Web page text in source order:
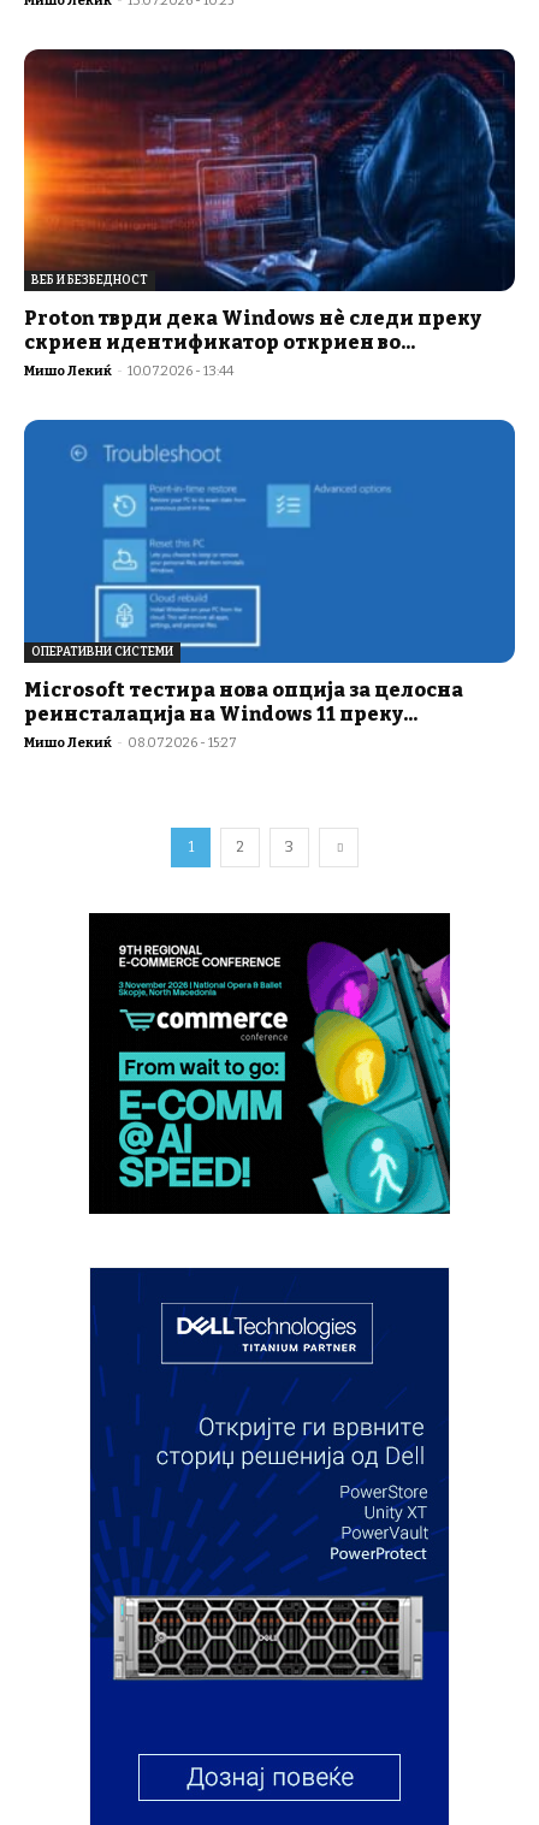
ВЕБ И БЕЗБЕДНОСТ
Proton тврди дека Windows нѐ следи преку
скриен идентификатор откриен во...
Мишо Лекиќ - 10.07.2026 - 13:44
ОПЕРАТИВНИ СИСТЕМИ
Microsoft тестира нова опција за целосна
реинсталација на Windows 11 преку...
Мишо Лекиќ - 08.07.2026 - 15:27
1 2 3